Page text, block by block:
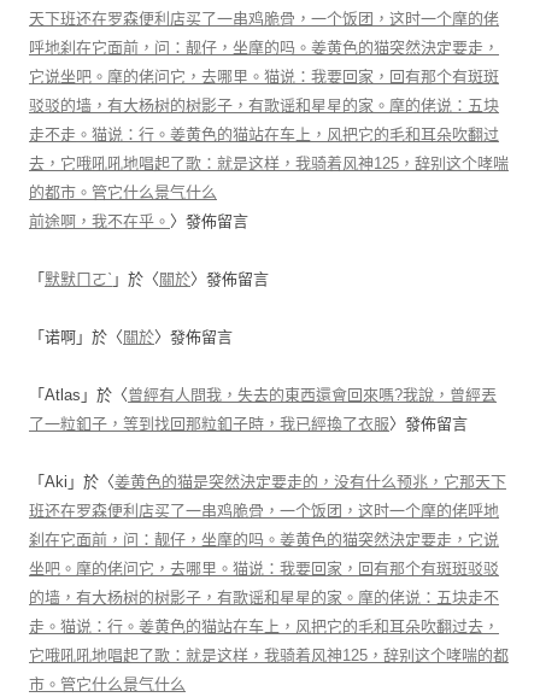
天下班还在罗森便利店买了一串鸡脆骨，一个饭团，这时一个摩的佬
呼地刹在它面前，问：靓仔，坐摩的吗。姜黄色的猫突然決定要走，
它说坐吧。摩的佬问它，去哪里。猫说：我要回家，回有那个有斑斑
驳驳的墙，有大杨树的树影子，有歌谣和星星的家。摩的佬说：五块
走不走。猫说：行。姜黄色的猫站在车上，风把它的毛和耳朵吹翻过
去，它哦吼吼地唱起了歌：就是这样，我骑着风神125，辞别这个哮喘
的都市。管它什么景气什么
前途啊，我不在乎。 〉發佈留言
「 默默ㄇㄛˋ 」於〈 關於〉發佈留言
「 诺啊 」於〈 關於〉發佈留言
「 Atlas 」於〈曾經有人問我，失去的東西還會回來嗎?我說，曾經丟
了一粒釦子，等到找回那粒釦子時，我已經換了衣服〉發佈留言
「 Aki 」於〈姜黄色的猫是突然決定要走的，没有什么预兆，它那天下
班还在罗森便利店买了一串鸡脆骨，一个饭团，这时一个摩的佬呼地
刹在它面前，问：靓仔，坐摩的吗。姜黄色的猫突然決定要走，它说
坐吧。摩的佬问它，去哪里。猫说：我要回家，回有那个有斑斑驳驳
的墙，有大杨树的树影子，有歌谣和星星的家。摩的佬说：五块走不
走。猫说：行。姜黄色的猫站在车上，风把它的毛和耳朵吹翻过去，
它哦吼吼地唱起了歌：就是这样，我骑着风神125，辞别这个哮喘的都
市。管它什么景气什么